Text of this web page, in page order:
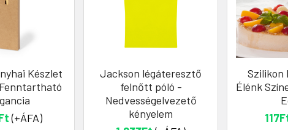
Készlet
(+ÁFA)
Jackson légáteresztő
felnőtt póló -
Nedvességelvezető
kényelem
Szilikon
Élénk